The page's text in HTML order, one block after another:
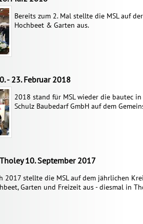
Bereits zum 2. Mal stellte die MSL auf
Hochbeet & Garten aus.
- 23. Februar 2018
2018 stand für MSL wieder die bautec
Schulz Baubedarf GmbH auf dem
10. September 2017
2017 stellte die MSL auf dem jährlichen
Garten und Freizeit aus - diesmal in